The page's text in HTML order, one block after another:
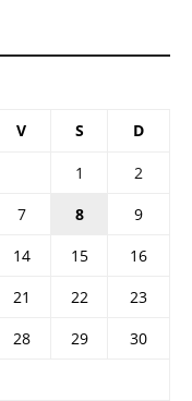
V S D
1
2
7 8
9
14 15
16
21 22
23
28 29
30